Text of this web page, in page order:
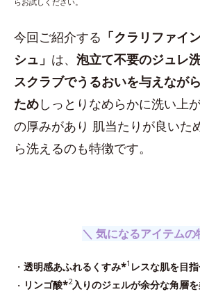
今回ご紹介する 「クラリファイ
シュ」 は、 泡立て不要のジュレ
スクラブでうるおいを与えなが
ためしっとりなめらかに洗い上
の厚みがあり 肌当たりが良いた
ら洗えるのも特徴です。
＼ 気になるアイテムの
・ 透明感あふれるくすみ*1 レスな肌を目
・ リンゴ酸*2入りのジェルが余分な角層